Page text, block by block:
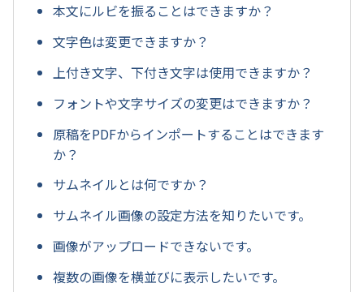
本文にルビを振ることはできますか？
文字色は変更できますか？
上付き文字、下付き文字は使用できますか？
フォントや文字サイズの変更はできますか？
原稿をPDFからインポートすることはできます
か？
サムネイルとは何ですか？
サムネイル画像の設定方法を知りたいです。
画像がアップロードできないです。
複数の画像を横並びに表示したいです。